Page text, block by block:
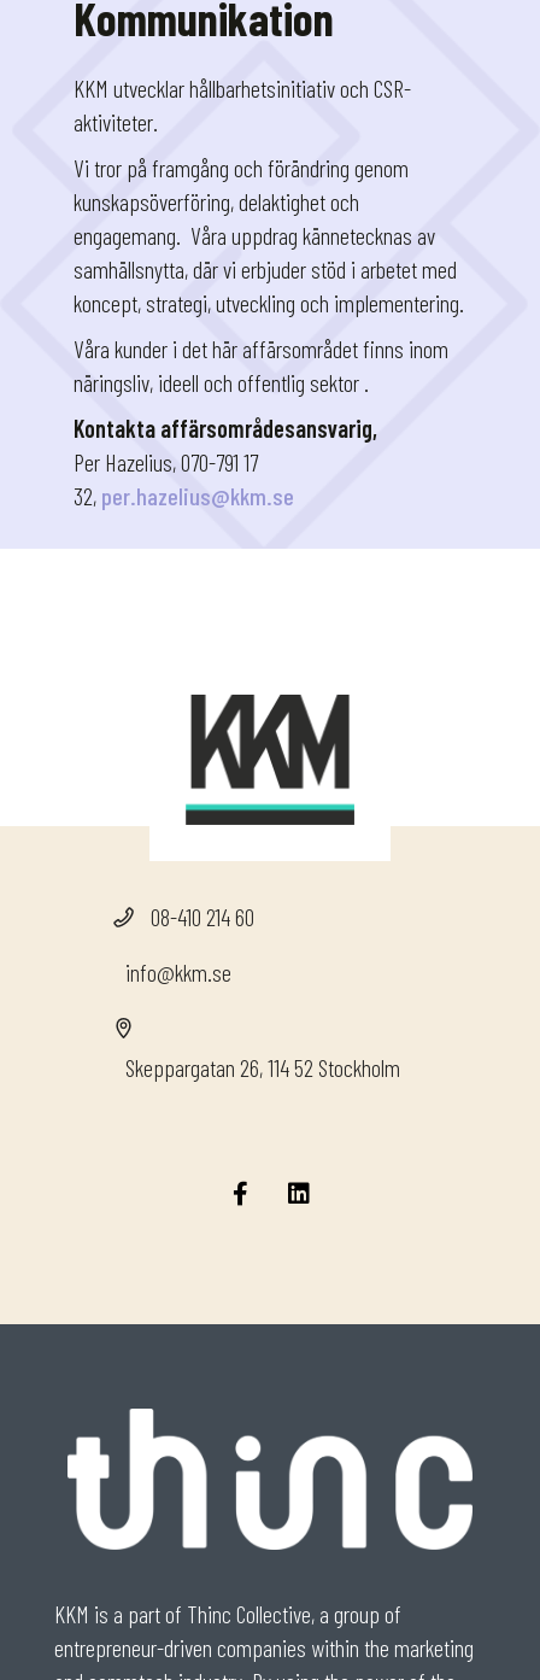
Kommunikation
KKM utvecklar hållbarhetsinitiativ och CSR-
aktiviteter.
Vi tror på framgång och förändring genom
kunskapsöverföring, delaktighet och
engagemang. Våra uppdrag kännetecknas av
samhällsnytta, där vi erbjuder stöd i arbetet med
koncept, strategi, utveckling och implementering.
Våra kunder i det här affärsområdet finns inom
näringsliv, ideell och offentlig sektor .
Kontakta affärsområdesansvarig,
Per Hazelius, 070-791 17
32, per.hazelius@kkm.se
08-410 214 60
info@kkm.se
Skeppargatan 26, 114 52 Stockholm
KKM is a part of Thinc Collective, a group of
entrepreneur-driven companies within the marketing